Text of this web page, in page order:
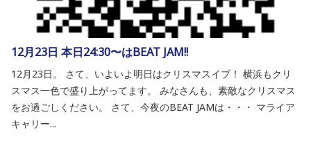
12月23日 本日24:30〜はBEAT JAM!!
12月23日。 さて、いよいよ明日はクリスマスイブ！ 横浜もクリ
スマス一色で盛り上がってます。 みなさんも、素敵なクリスマス
をお過ごしください。 さて、今夜のBEAT JAMは・・・ マライア
キャリー...